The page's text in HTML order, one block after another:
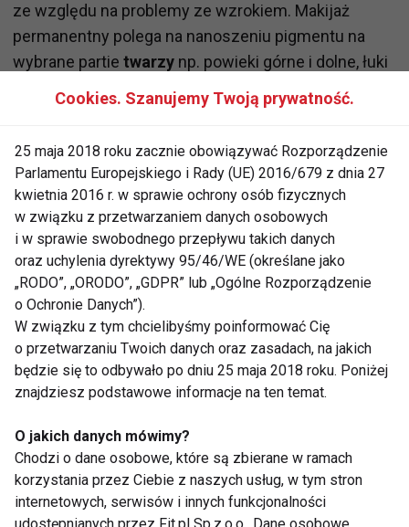
ze względu na problemy ze wzrokiem. Makijaż
permanentny polega na nanoszeniu pigmentu na
wybrane partie twarzy np. powieki górne i dolne, łuki
brwiowe i usta. Efekt utrzymuje się przez 3-5 lat i
[-------]
Dziadek dobrze nawilżony
Dojrzała skóra męska wymaga szczególnej troski.
Z wiekiem traci ona swoją elastyczność: staje się
sucha i matowa. Częstym problemem są
przebarwienia, pękające naczynka i głębokie
Cookies. Szanujemy Twoją prywatność.
25 maja 2018 roku zacznie obowiązywać Rozporządzenie
Parlamentu Europejskiego i Rady (UE) 2016/679 z dnia 27
kwietnia 2016 r. w sprawie ochrony osób fizycznych
w związku z przetwarzaniem danych osobowych
i w sprawie swobodnego przepływu takich danych
oraz uchylenia dyrektywy 95/46/WE (określane jako
„RODO”, „ORODO”, „GDPR” lub „Ogólne Rozporządzenie
o Ochronie Danych”).
W związku z tym chcielibyśmy poinformować Cię
o przetwarzaniu Twoich danych oraz zasadach, na jakich
będzie się to odbywało po dniu 25 maja 2018 roku. Poniżej
znajdziesz podstawowe informacje na ten temat.
O jakich danych mówimy?
Chodzi o dane osobowe, które są zbierane w ramach
korzystania przez Ciebie z naszych usług, w tym stron
internetowych, serwisów i innych funkcjonalności